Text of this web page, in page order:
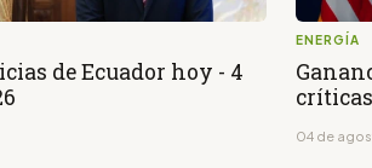
de Ecuador hoy - 4
ENERGÍA
04 de